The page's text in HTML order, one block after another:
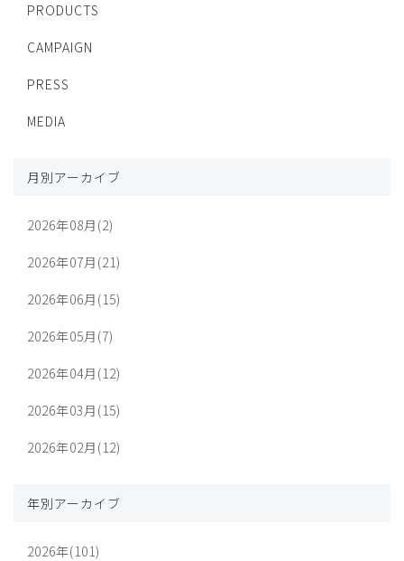
PRODUCTS
CAMPAIGN
PRESS
MEDIA
月別アーカイブ
2026年08月(2)
2026年07月(21)
2026年06月(15)
2026年05月(7)
2026年04月(12)
2026年03月(15)
2026年02月(12)
年別アーカイブ
2026年(101)